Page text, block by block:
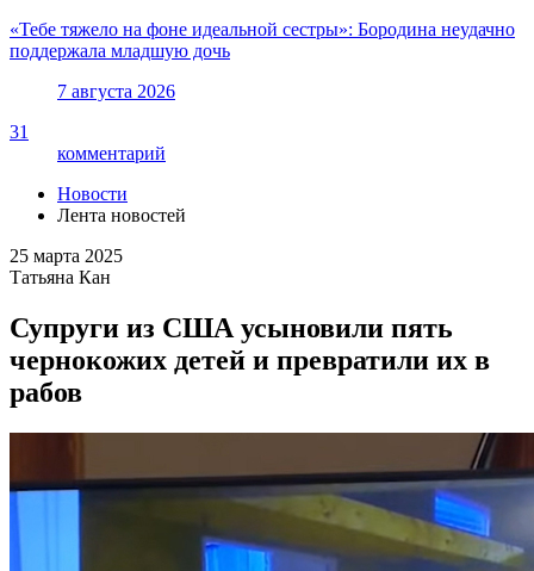
«Тебе тяжело на фоне идеальной сестры»: Бородина неудачно
поддержала младшую дочь
7 августа 2026
31
комментарий
Новости
Лента новостей
25 марта 2025
Татьяна Кан
Супруги из США усыновили пять
чернокожих детей и превратили их в
рабов